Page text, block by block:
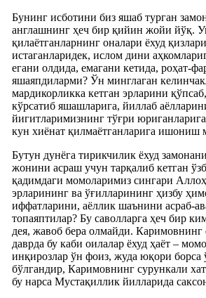
Бунинг исботини биз яшаб турган
англашнинг ҳеч бир қийин жойи йўқ.
қилаётганларнинг оналари ёхуд
истаганларидек, ислом дини
егани олдида, емагани кетида, роҳат-
яшаяпдиларми? Ўн минглаган
мардикорликка кетган эрларини
кўрсатиб яшашларига, йиллаб
йигитларимизнинг тўғри
кун хиёнат қилмаётганларига ишониш
Бутун дунёга тирикчилик ёхуд
жонини асраш учун тарқалиб кетган
қадимдаги момоларимиз сингари
эрларининг ва ўғилларининг ҳизбу
иффатларини, аёллик шаънини асраб-
топаяптилар? Бу саволларга ҳеч бир
дея, жавоб бера олмайди. Каримовнинг
даврда бу каби оилалар ёхуд ҳаёт –
инқирозлар ўн фоиз, жуда юқори борса
бўлгандир, Каримовнинг сурункали
бу нарса Мустақиллик йилларида